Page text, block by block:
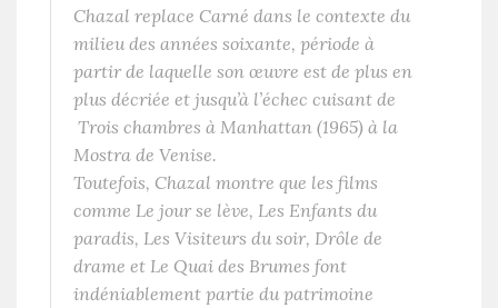
Chazal replace Carné dans le contexte du
milieu des années soixante, période à
partir de laquelle son œuvre est de plus en
plus décriée et jusqu’à l’échec cuisant de
Trois chambres à Manhattan (1965) à la
Mostra de Venise.
Toutefois, Chazal montre que les films
comme Le jour se lève, Les Enfants du
paradis, Les Visiteurs du soir, Drôle de
drame et Le Quai des Brumes font
indéniablement partie du patrimoine